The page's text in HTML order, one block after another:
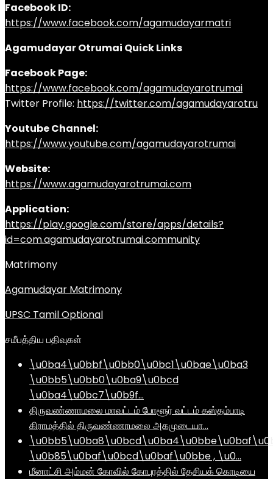
Facebook ID:
https://www.facebook.com/agamudayarmatri
Agamudayar Otrumai Quick Links
Facebook Page:
https://www.facebook.com/agamudayarotrumai
Twitter Profile: https://twitter.com/agamudayarotru
Youtube Channel:
https://www.youtube.com/agamudayarotrumai
Website:
https://www.agamudayarotrumai.com
Application:
https://play.google.com/store/apps/details?
id=com.agamudayarotrumai.community
Matrimony
Agamudayar Matrimony
UPSC Tamil Optional
சமீபத்திய பதிவுகள்
\u0ba4\u0bbf\u0bb0\u0bc1\u0bae\u0ba3
\u0bb5\u0bb0\u0ba9\u0bcd
\u0ba4\u0bc7\u0b9f…
திருவண்ணாமலை மாவட்டம் போளூர் வட்டம் கஸ்தம்பாடி
கிராமத்தில் திருவண்ணாமலை அகமுடையா…
\u0b85\u0baf\u0bcd\u0baf\u0bbe , \u0…
மீனாட்சி அம்மன் கோவில் கோபுரத்தில் தேசியக் கொடியை